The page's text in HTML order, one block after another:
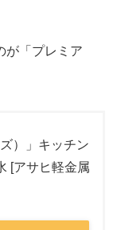
が「プレミア
）」キッチン
[アサヒ軽金属